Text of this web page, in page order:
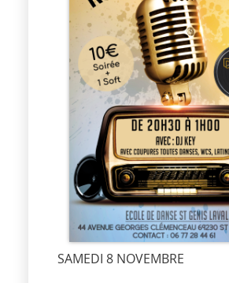
SAMEDI 8 NOVEMBRE